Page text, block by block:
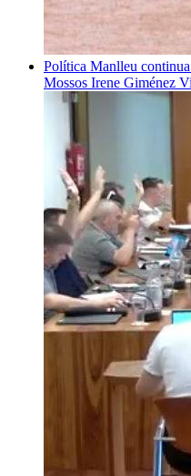
Política Manlleu
Mossos Irene Giménez